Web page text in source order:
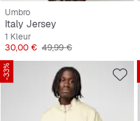
Umbro
Italy Jersey
1 Kleur
Prijs
30,00 € Originele Prijs
49,99 €
-33%